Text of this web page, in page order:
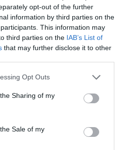
opt-out of the further
information by third parties on the
This information may
third parties on the IAB’s List of
that may further disclose it to other
Opt Outs
Sharing of my
Sale of my
comunicación pública.
tarifas cuando se quiera
cuando se realice un
un espectáculo público;
voluntaria,
contactando
SGAE
en principio - o bien
sus comerciales pase por